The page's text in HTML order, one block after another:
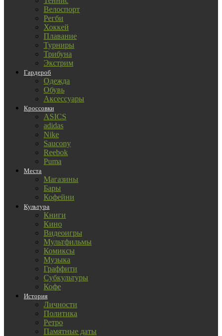
Велоспорт
Регби
Хоккей
Плавание
Турниры
Трибуна
Экстрим
Гардероб
Одежда
Обувь
Аксессуары
Кроссовки
ASICS
adidas
Nike
Saucony
Reebok
Puma
Места
Магазины
Бары
Кофейни
Культура
Книги
Кино
Видеоигры
Мультфильмы
Комиксы
Музыка
Граффити
Субкультуры
Кофе
История
Личности
Политика
Ретро
Памятные даты